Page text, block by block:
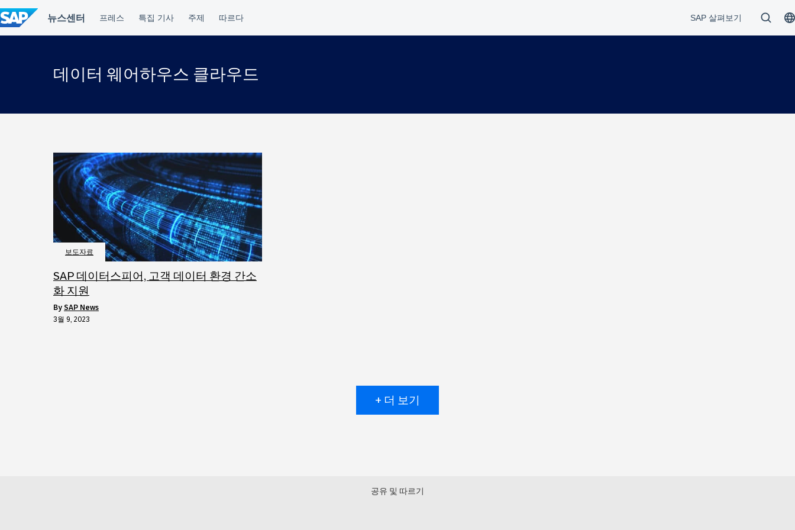
텐
츠
건
데이터 웨어하우스 클라우드
보도자료
SAP 데이터스피어, 고객 데이터 환경 간소
화 지원
by SAP News
3월 9, 2023
+ 더 보기
공유 및 따르기